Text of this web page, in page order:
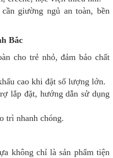
giường ngủ an toàn, bền
Bắc
cho trẻ nhỏ, đảm bảo chất
cao khi đặt số lượng lớn.
lắp đặt, hướng dẫn sử dụng
trì nhanh chóng.
không chỉ là sản phẩm tiện